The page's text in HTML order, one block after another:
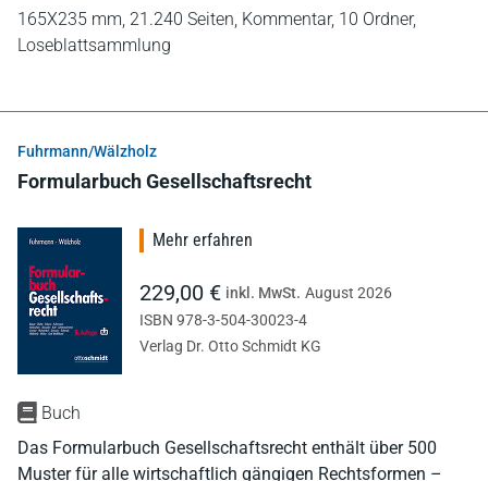
165X235 mm, 21.240 Seiten, Kommentar, 10 Ordner,
Loseblattsammlung
Fuhrmann/Wälzholz
Formularbuch Gesellschaftsrecht
Buch
Das Formularbuch Gesellschaftsrecht enthält über 500
Muster für alle wirtschaftlich gängigen Rechtsformen –
Mehr erfahren
229,00 € inkl. MwSt. August 2026
ISBN 978-3-504-30023-4
Verlag Dr. Otto Schmidt KG